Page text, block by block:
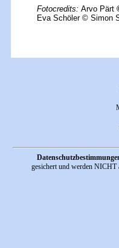
Fotocredits: Arvo Pärt
Eva Schöler © Simon
gesichert und werden NICHT